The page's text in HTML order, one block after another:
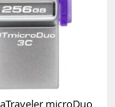
microDuo